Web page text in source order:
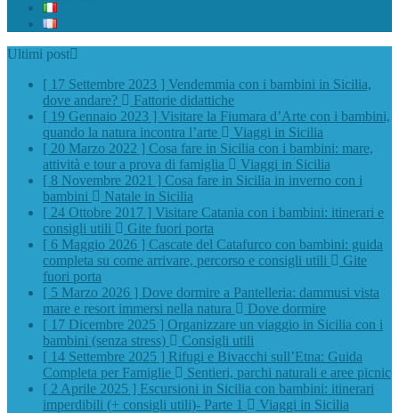
Ultimi post
[ 17 Settembre 2023 ] Vendemmia con i bambini in Sicilia,
dove andare?
Fattorie didattiche
[ 19 Gennaio 2023 ] Visitare la Fiumara d’Arte con i bambini,
quando la natura incontra l’arte
Viaggi in Sicilia
[ 20 Marzo 2022 ] Cosa fare in Sicilia con i bambini: mare,
attività e tour a prova di famiglia
Viaggi in Sicilia
[ 8 Novembre 2021 ] Cosa fare in Sicilia in inverno con i
bambini
Natale in Sicilia
[ 24 Ottobre 2017 ] Visitare Catania con i bambini: itinerari e
consigli utili
Gite fuori porta
[ 6 Maggio 2026 ] Cascate del Catafurco con bambini: guida
completa su come arrivare, percorso e consigli utili
Gite
fuori porta
[ 5 Marzo 2026 ] Dove dormire a Pantelleria: dammusi vista
mare e resort immersi nella natura
Dove dormire
[ 17 Dicembre 2025 ] Organizzare un viaggio in Sicilia con i
bambini (senza stress)
Consigli utili
[ 14 Settembre 2025 ] Rifugi e Bivacchi sull’Etna: Guida
Completa per Famiglie
Sentieri, parchi naturali e aree picnic
[ 2 Aprile 2025 ] Escursioni in Sicilia con bambini: itinerari
imperdibili (+ consigli utili)- Parte 1
Viaggi in Sicilia